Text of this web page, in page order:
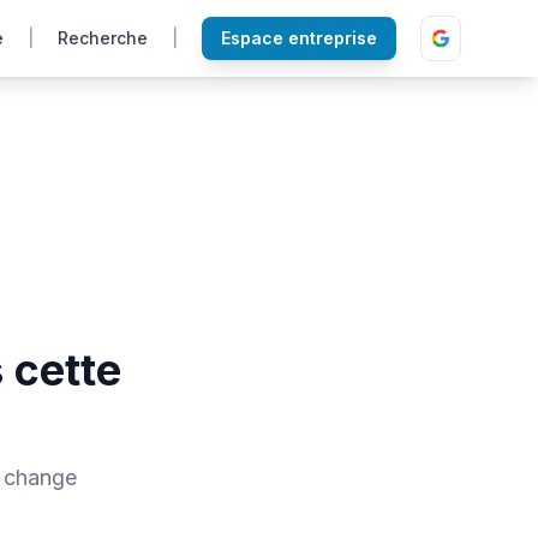
Recherche Espace entreprise
cette